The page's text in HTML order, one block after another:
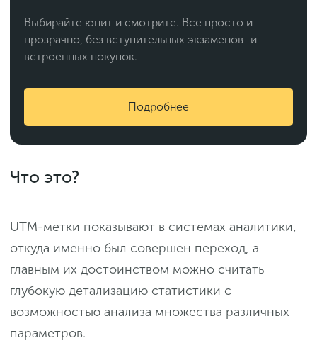
Выбирайте юнит и смотрите. Все просто и
прозрачно, без вступительных экзаменов и
встроенных покупок.
Подробнее
Что это?
UTM-метки показывают в системах аналитики,
откуда именно был совершен переход, а
главным их достоинством можно считать
глубокую детализацию статистики с
возможностью анализа множества различных
параметров.